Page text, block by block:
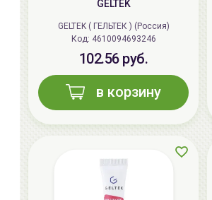
GELTEK
GELTEK ( ГЕЛЬТЕК ) (Россия)
Код: 4610094693246
102.56 руб.
в корзину